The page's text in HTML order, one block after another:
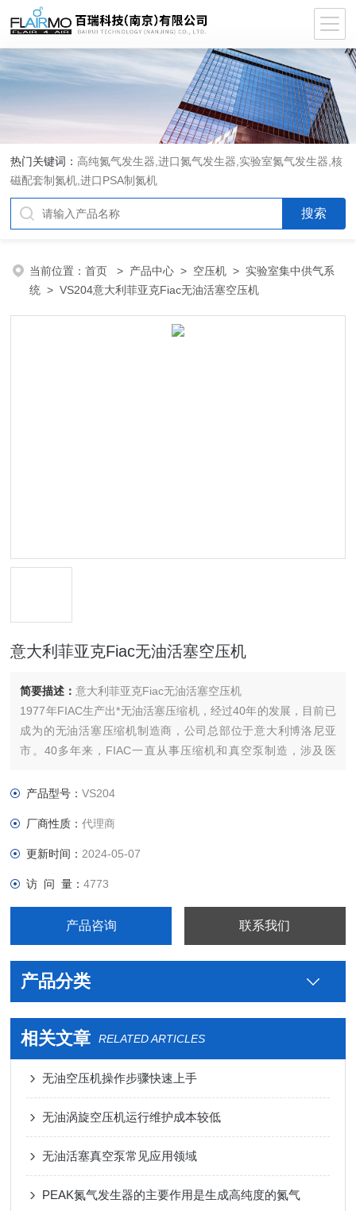
热门关键词： 高纯氮气发生器,进口氮气发生器,实验室氮气发生器,核
磁配套制氮机,进口PSA制氮机
当前位置：首页 > 产品中心 > 空压机 > 实验室集中供气系
统 > VS204意大利菲亚克Fiac无油活塞空压机
意大利菲亚克Fiac无油活塞空压机
简要描述：意大利菲亚克Fiac无油活塞空压机
1977年FIAC生产出*无油活塞压缩机，经过40年的发展，目前已
成为的无油活塞压缩机制造商，公司总部位于意大利博洛尼亚
市。40多年来，FIAC一直从事压缩机和真空泵制造，涉及医
产品型号：VS204
厂商性质：代理商
更新时间： 2024-05-07
访 问 量：4773
产品咨询 联系我们
产品分类
相关文章 RELATED ARTICLES
无油空压机操作步骤快速上手
无油涡旋空压机运行维护成本较低
无油活塞真空泵常见应用领域
PEAK氮气发生器的主要作用是生成高纯度的氮气